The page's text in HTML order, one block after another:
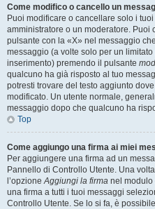
Come modifico o cancello un
Puoi modificare o cancellare solo i
amministratore o un moderatore. Puoi
pulsante con la «X» nel messaggio
messaggio (a volte solo per un
inserimento) premendo il pulsante
qualcuno ha già risposto al tuo
potresti trovare del testo aggiunto
modificato. Un utente normale,
messaggio dopo che qualcuno ha
Top
Come aggiungo una firma ai miei
Per aggiungere una firma ad un
Pannello di Controllo Utente. Una
l’opzioneAggiungi la firma nel modulo
una firma a tutti i tuoi messaggi
Controllo Utente. Se lo si fa, è